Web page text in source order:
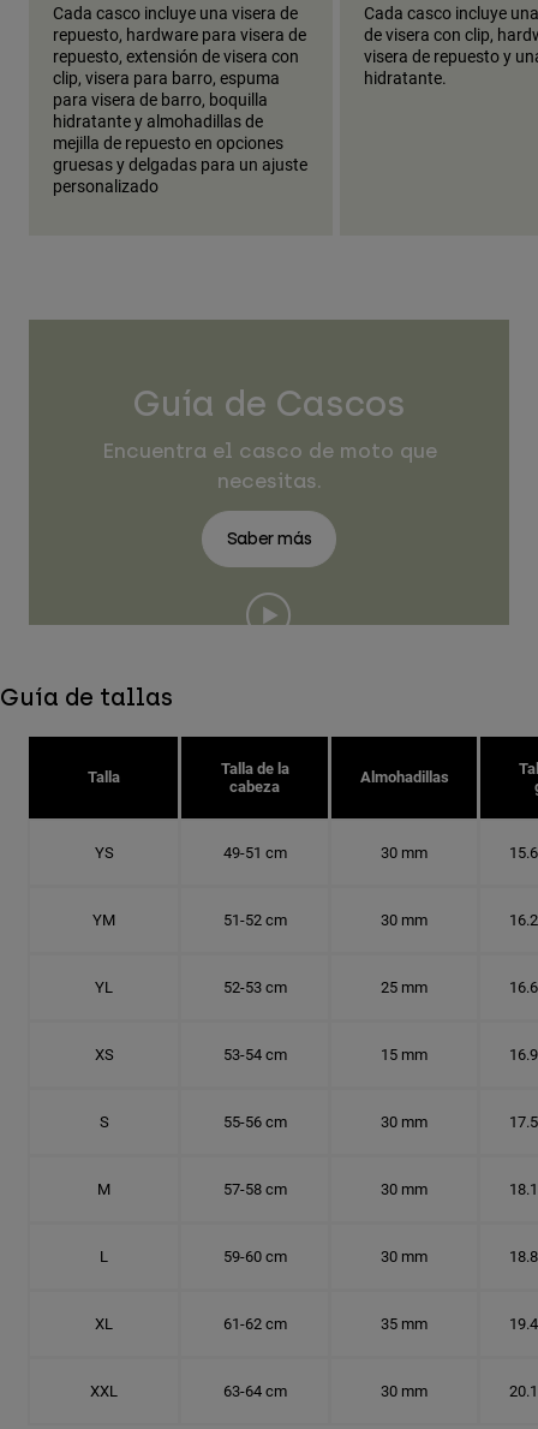
Cada casco incluye una visera de
repuesto, hardware para visera de
repuesto, extensión de visera con
clip, visera para barro, espuma
para visera de barro, boquilla
hidratante y almohadillas de
mejilla de repuesto en opciones
gruesas y delgadas para un ajuste
personalizado
Cada casco incluye
de visera con clip,
visera de repuesto y
hidratante.
Guía de Cascos
Encuentra el casco de moto que
necesitas.
Saber más
Guía de tallas
Talla
Talla de la
cabeza
Almohadillas
YS 49-51 cm 30 mm
YM 51-52 cm 30 mm
YL 52-53 cm 25 mm
XS 53-54 cm 15 mm
S 55-56 cm 30 mm
M 57-58 cm 30 mm
L 59-60 cm 30 mm
XL 61-62 cm 35 mm
XXL 63-64 cm 30 mm